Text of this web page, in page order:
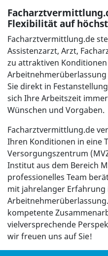
Flexibilität auf
Facharztvermittlung.de
Assistenzarzt, Arzt,
zu attraktiven
Sie direkt in
sich Ihre Arbeitszeit
Wünschen und Vorgaben.
Facharztvermittlung.de
Ihren Konditionen in eine
Versorgungszentrum
Institut aus dem Bereich
professionelles Team
mit jahrelanger
kompetente
vielversprechende
wir freuen uns auf Sie!